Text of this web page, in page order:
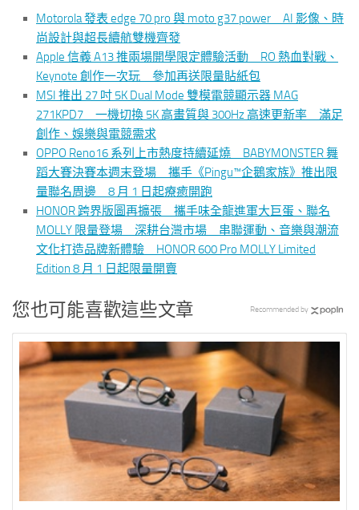
Motorola 發表 edge 70 pro 與 moto g37 power AI 影像、時
尚設計與超長續航雙機齊發
Apple 信義 A13 推兩場開學限定體驗活動 RO 熱血對戰、
Keynote 創作一次玩 參加再送限量貼紙包
MSI 推出 27 吋 5K Dual Mode 雙模電競顯示器 MAG
271KPD7 一機切換 5K 高畫質與 300Hz 高速更新率 滿足
創作、娛樂與電競需求
OPPO Reno16 系列上市熱度持續延燒 BABYMONSTER 舞
蹈大賽決賽本週末登場 攜手《Pingu™企鵝家族》推出限
量聯名周邊 8 月 1 日起療癒開跑
HONOR 跨界版圖再擴張 攜手味全龍進軍大巨蛋、聯名
MOLLY 限量登場 深耕台灣市場 串聯運動、音樂與潮流
文化打造品牌新體驗 HONOR 600 Pro MOLLY Limited
Edition 8 月 1 日起限量開賣
您也可能喜歡這些文章 Recommended by